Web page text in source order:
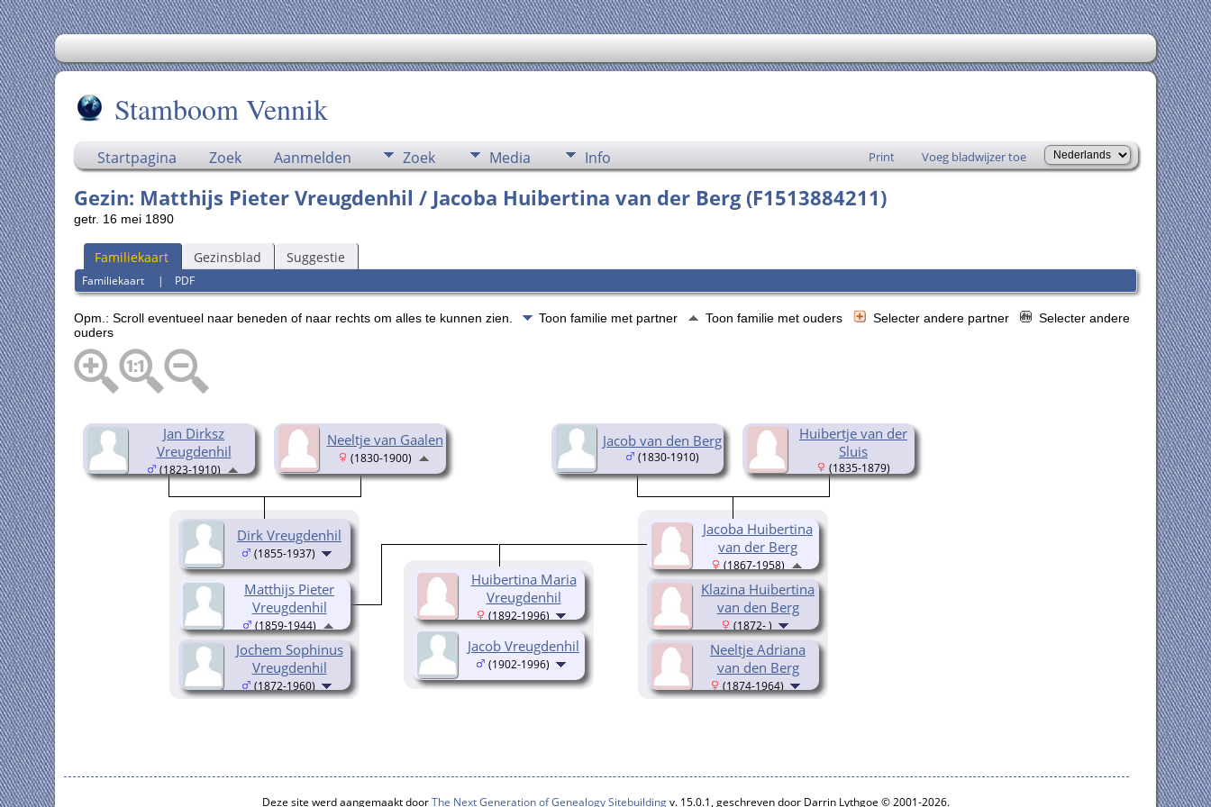
Stamboom Vennik
Startpagina Zoek Aanmelden Zoek Media Info Print Voeg bladwijzer toe
Gezin: Matthijs Pieter Vreugdenhil / Jacoba Huibertina van der Berg (F1513884211)
getr. 16 mei 1890
Familiekaart Gezinsblad Suggestie
Familiekaart | PDF
Opm.: Scroll eventueel naar beneden of naar rechts om alles te kunnen zien. Toon familie met partner Toon familie met ouders Selecter andere partner
Selecter andere
ouders
Jan Dirksz
Vreugdenhil
(1823-1910)
Neeltje van Gaalen
(1830-1900)
Dirk Vreugdenhil
(1855-1937)
Jochem Sophinus
Vreugdenhil
(1872-1960)
Jacob van den Berg
(1830-1910)
Huibertje van der
Sluis
(1835-1879)
Klazina Huibertina
van den Berg
(1872- )
Neeltje Adriana
van den Berg
(1874-1964)
Matthijs Pieter
Vreugdenhil
(1859-1944)
Jacoba Huibertina
van der Berg
(1867-1958)
Huibertina Maria
Vreugdenhil
(1892-1996)
Jacob Vreugdenhil
(1902-1996)
Deze site werd aangemaakt doorThe Next Generation of Genealogy Sitebuildingv. 15.0.1, geschreven door Darrin Lythgoe © 2001-2026.